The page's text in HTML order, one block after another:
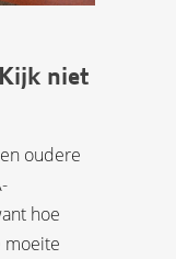
niet
oudere
hoe
moeite